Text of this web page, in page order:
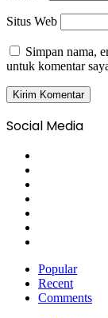
Situs Web
Simpan nama,
untuk komentar
Social Media
Popular
Recent
Comments